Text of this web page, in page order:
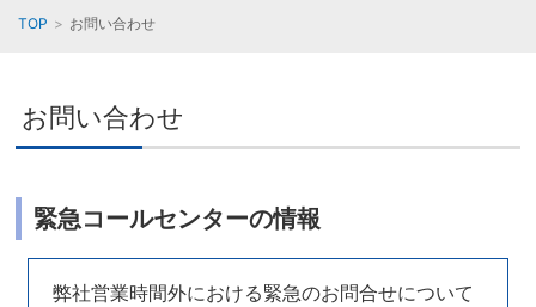
TOP お問い合わせ
お問い合わせ
緊急コールセンターの情報
弊社営業時間外における緊急のお問合せについて